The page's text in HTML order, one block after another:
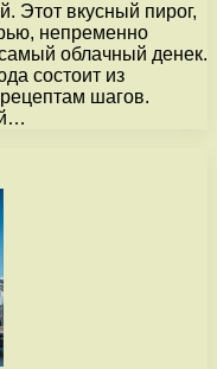
Этот вкусный пирог,
непременно
облачный денек.
состоит из
шагов.